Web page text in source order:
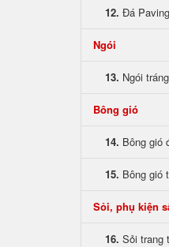
12. Đá
Ngói
13. Ngói
Bông gió
14. Bông gió
15. Bông gió
Sỏi, phụ kiện
16. Sỏi trang